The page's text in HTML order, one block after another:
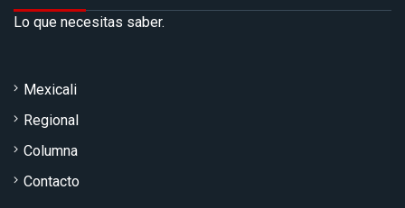
Lo que necesitas saber.
Mexicali
Regional
Columna
Contacto